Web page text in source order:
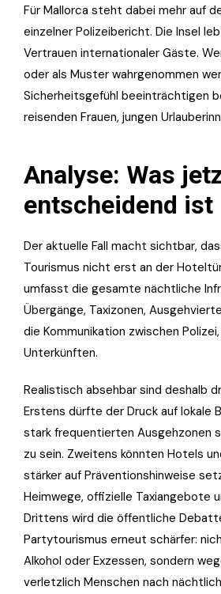
Für Mallorca steht dabei mehr auf
einzelner Polizeibericht. Die Insel
Vertrauen internationaler Gäste.
oder als Muster wahrgenommen
Sicherheitsgefühl beeinträchtigen
reisenden Frauen, jungen
Analyse: Was
entscheidend ist
Der aktuelle Fall macht sichtbar,
Tourismus nicht erst an der
umfasst die gesamte nächtliche
Übergänge, Taxizonen,
die Kommunikation zwischen
Unterkünften.
Realistisch absehbar sind deshalb
Erstens dürfte der Druck auf lokale
stark frequentierten Ausgehzonen
zu sein. Zweitens könnten Hotels
stärker auf Präventionshinweise
Heimwege, offizielle Taxiangebote
Drittens wird die öffentliche
Partytourismus erneut schärfer:
Alkohol oder Exzessen, sondern
verletzlich Menschen nach